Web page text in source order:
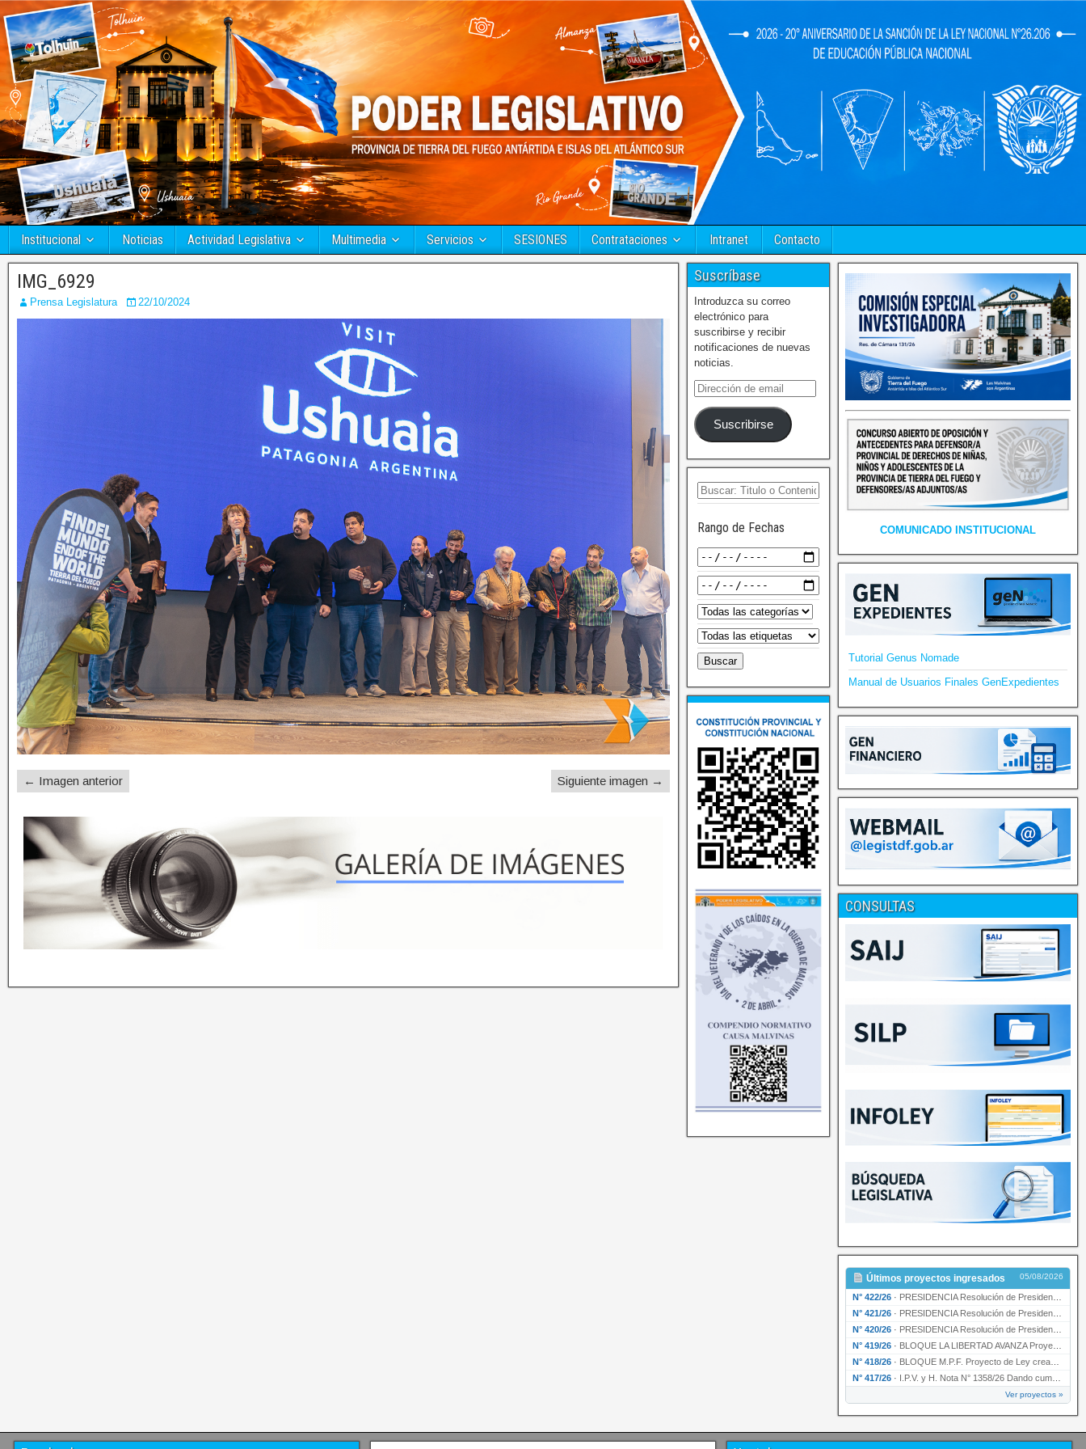
Institucional Noticias Actividad Legislativa Multimedia Servicios SESIONES Contrataciones Intranet Contacto
IMG_6929
Prensa Legislatura 22/10/2024
← Imagen anterior Siguiente imagen →
Suscríbase
Introduzca su correo
electrónico para
suscribirse y recibir
notificaciones de nuevas
noticias.
Suscribirse
Rango de Fechas COMUNICADO INSTITUCIONAL
Tutorial Genus Nomade
Manual de Usuarios Finales GenExpedientes
CONSULTAS
Últimos proyectos ingresados 05/08/2026
N° 422/26 · PRESIDENCIA Resolución de Presidencia N° 200/26 para su ratificación.
N° 421/26 · PRESIDENCIA Resolución de Presidencia N° 199/26 para su ratificación.
N° 420/26 · PRESIDENCIA Resolución de Presidencia N° 198/26 para su ratificación.
N° 419/26 · BLOQUE LA LIBERTAD AVANZA Proyecto de Ley declarando la esencialidad del servicio educativ…
N° 418/26 · BLOQUE M.P.F. Proyecto de Ley creando el Ente Único Regulador de servicios públicos de la …
N° 417/26 · I.P.V. y H. Nota N° 1358/26 Dando cumplimiento al artículo 29 de la Ley provincial N° 1399…
Ver proyectos »